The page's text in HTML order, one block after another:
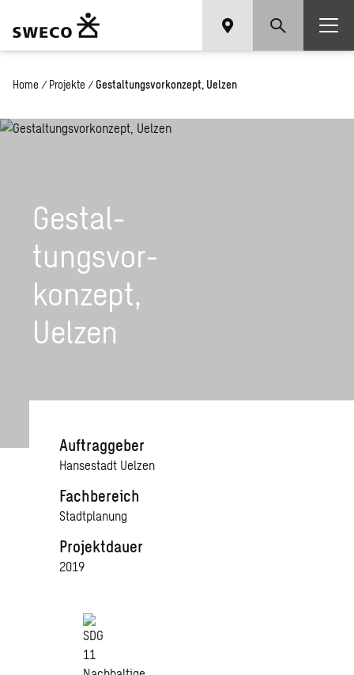
Home / Projekte / Gestaltungsvorkonzept, Uelzen
Ge­stal­
tungs­vor­
kon­zept,
Uel­zen
Auftraggeber
Hansestadt Uelzen
Fachbereich
Stadtplanung
Projektdauer
2019